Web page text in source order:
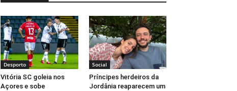
Desporto
Vitória SC goleia nos
Açores e sobe
Social
Príncipes herdeiros da
Jordânia reaparecem um